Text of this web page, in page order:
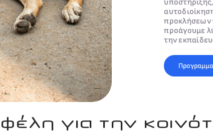
προκλήσεων
προάγουμε
την
για την